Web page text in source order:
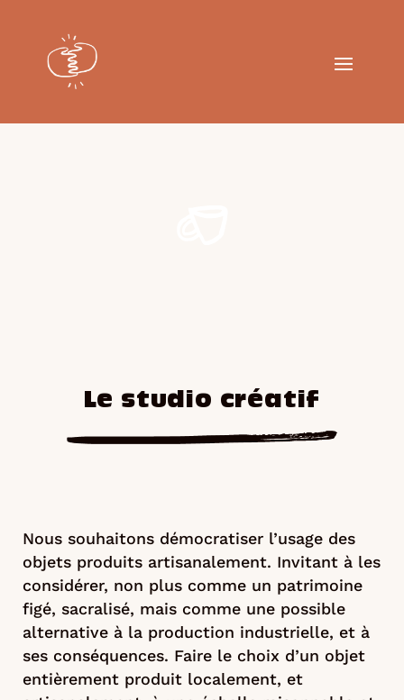
Le studio créatif
Nous souhaitons démocratiser l’usage des
objets produits artisanalement. Invitant à les
considérer, non plus comme un patrimoine
figé, sacralisé, mais comme une possible
alternative à la production industrielle, et à
ses conséquences. Faire le choix d’un objet
entièrement produit localement, et